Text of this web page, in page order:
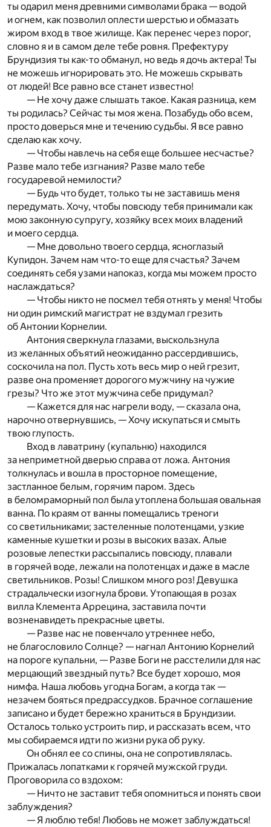
ты одарил меня древними символами брака — водой
и огнем, как позволил оплести шерстью и обмазать
жиром вход в твое жилище. Как перенес через порог,
словно я и в самом деле тебе ровня. Префектуру
Брундизия ты как-то обманул, но ведь я дочь актера! Ты
не можешь игнорировать это. Не можешь скрывать
от людей! Все равно все станет известно!
— Не хочу даже слышать такое. Какая разница, кем
ты родилась? Сейчас ты моя жена. Позабудь обо всем,
просто доверься мне и течению судьбы. Я все равно
сделаю как хочу.
— Чтобы навлечь на себя еще большее несчастье?
Разве мало тебе изгнания? Разве мало тебе
государевой немилости?
— Будь что будет, только ты не заставишь меня
передумать. Хочу, чтобы повсюду тебя принимали как
мою законную супругу, хозяйку всех моих владений
и моего сердца.
— Мне довольно твоего сердца, ясноглазый
Купидон. Зачем нам что-то еще для счастья? Зачем
соединять себя узами напоказ, когда мы можем просто
наслаждаться?
— Чтобы никто не посмел тебя отнять у меня! Чтобы
ни один римский магистрат не вздумал грезить
об Антонии Корнелии.
Антония сверкнула глазами, выскользнула
из желанных объятий неожиданно рассердившись,
соскочила на пол. Пусть хоть весь мир о ней грезит,
разве она променяет дорогого мужчину на чужие
грезы? Что же этот мужчина себе придумал?
— Кажется для нас нагрели воду, — сказала она,
нарочно отвернувшись, — Хочу искупаться и смыть
твою глупость.
Вход в лаватрину (купальню) находился
за неприметной дверью справа от ложа. Антония
толкнулась и вошла в просторное помещение,
застланное белым, горячим паром. Здесь
в беломраморный пол была утоплена большая овальная
ванна. По краям от ванны помещались треноги
со светильниками; застеленные полотенцами, узкие
каменные кушетки и розы в высоких вазах. Алые
розовые лепестки рассыпались повсюду, плавали
в горячей воде, лежали на полотенцах и даже в масле
светильников. Розы! Слишком много роз! Девушка
страдальчески изогнула брови. Утопающая в розах
вилла Клемента Аррецина, заставила почти
возненавидеть прекрасные цветы.
— Разве нас не повенчало утреннее небо,
не благословило Солнце? — нагнал Антонию Корнелий
на пороге купальни, — Разве Боги не расстелили для нас
мерцающий звездный путь? Все будет хорошо, моя
нимфа. Наша любовь угодна Богам, а когда так —
незачем бояться предрассудков. Брачное соглашение
записано и будет бережно храниться в Брундизии.
Осталось только устроить пир, и рассказать всем, что
мы собираемся идти по жизни рука об руку.
Он обнял ее со спины, она не сопротивлялась.
Прижалась лопатками к горячей мужской груди.
Проговорила со вздохом:
— Ничто не заставит тебя опомниться и понять свои
заблуждения?
— Я люблю тебя! Любовь не может заблуждаться!